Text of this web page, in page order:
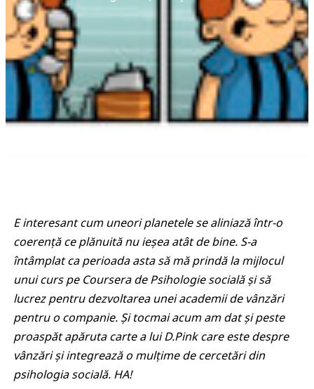
E interesant cum uneori planetele se aliniază într-o
coerență ce plănuită nu ieșea atât de bine. S-a
întâmplat ca perioada asta să mă prindă la mijlocul
unui curs pe Coursera de Psihologie socială și să
lucrez pentru dezvoltarea unei academii de vânzări
pentru o companie. Și tocmai acum am dat și peste
proaspăt apăruta carte a lui D.Pink care este despre
vânzări și integrează o mulțime de cercetări din
psihologia socială. HA!